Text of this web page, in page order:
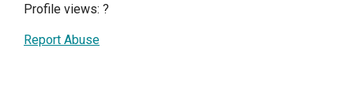
Profile views: ?
Report Abuse